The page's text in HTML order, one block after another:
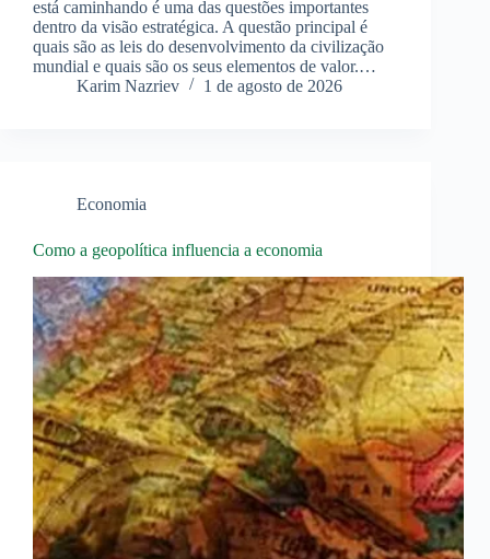
está caminhando é uma das questões importantes
dentro da visão estratégica. A questão principal é
quais são as leis do desenvolvimento da civilização
mundial e quais são os seus elementos de valor.…
Karim Nazriev
1 de agosto de 2026
Economia
Como a geopolítica influencia a economia